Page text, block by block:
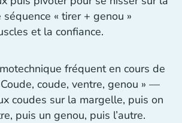
« tirer + genou »
et la confiance.
fréquent en cours de
coude, ventre, genou » —
coudes sur la margelle, puis on
puis un genou, puis l’autre.